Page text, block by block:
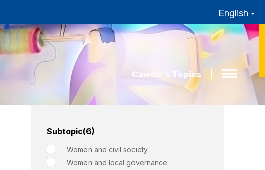
English
Cawtar’s Topics
Subtopic(6)
Women and civil society
Women and local governance